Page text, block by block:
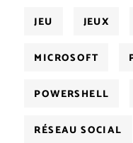
JEU JEUX
MICROSOFT
POWERSHELL
RÉSEAU SOCIAL